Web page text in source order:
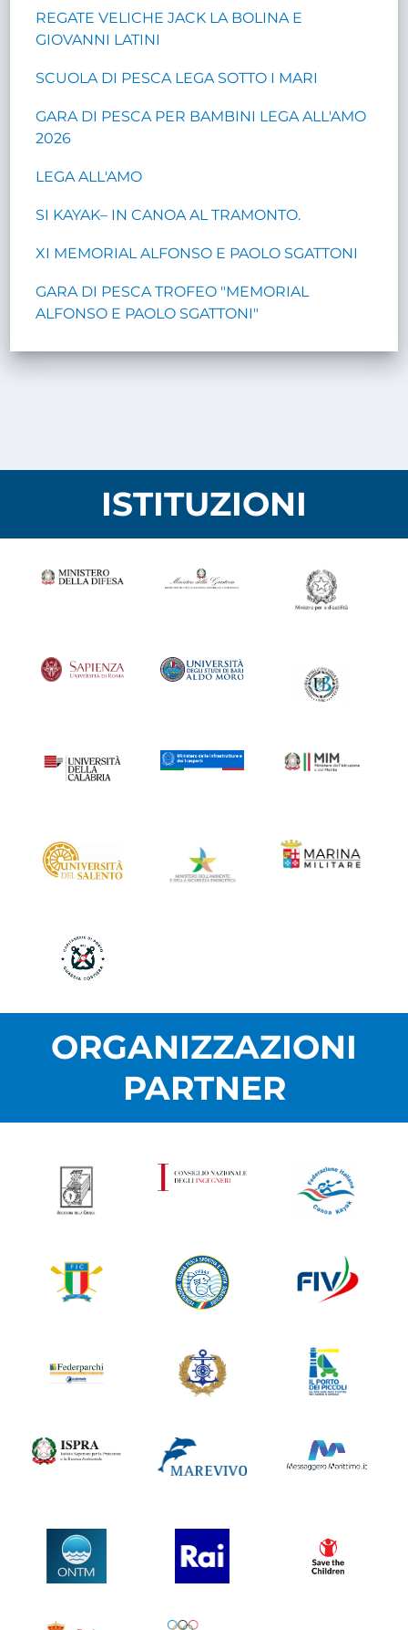
REGATE VELICHE JACK LA BOLINA E
GIOVANNI LATINI
SCUOLA DI PESCA LEGA SOTTO I MARI
GARA DI PESCA PER BAMBINI LEGA ALL'AMO
2026
LEGA ALL'AMO
SI KAYAK– IN CANOA AL TRAMONTO.
XI MEMORIAL ALFONSO E PAOLO SGATTONI
GARA DI PESCA TROFEO "MEMORIAL
ALFONSO E PAOLO SGATTONI"
ISTITUZIONI
ORGANIZZAZIONI
PARTNER